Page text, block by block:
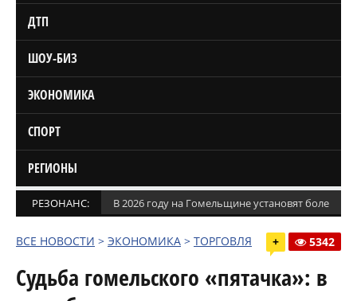
ДТП
ШОУ-БИЗ
ЭКОНОМИКА
СПОРТ
РЕГИОНЫ
РЕЗОНАНС: В 2026 году на Гомельщине установят более
ВСЕ НОВОСТИ > ЭКОНОМИКА > ТОРГОВЛЯ + 5342
Судьба гомельского «пятачка»: в